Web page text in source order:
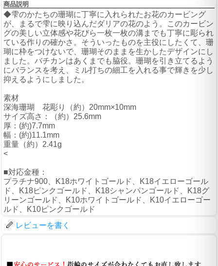
商品説明
◆雫のかたちの珊瑚に丁寧に入れられたお花のカービング
が、まるで雫に映り込んだダリアの花のよう。このカービン
グの美しい立体感や花びら一枚一枚の溝までも丁寧に彫られ
ている作りの確かさ。そういったものを主役にしたくて、珊
瑚に枠をつけないで、珊瑚そのままを生かしたデザインにし
ました。バチカンはあくまでも脇役。珊瑚を引き立てるよう
にバランスを考え、ミル打ちの細工を入れる事で輝きを少し
抑えるようにしました。
素材
深海珊瑚 花彫り（約）20mm×10mm
サイズ高さ：（約）25.6mm
厚：(約)7.7mm
幅：(約)11.1mm
重量（約）2.41g
<
■対応金種：
プラチナ900、K18ホワイトゴールド、K18イエローゴール
ド、K18ピンクゴールド、K18シャンパンゴールド、K18グ
リーンゴールド、K10ホワイトゴールド、K10イエローゴー
ルド、K10ピンクゴールド
レビューを書く